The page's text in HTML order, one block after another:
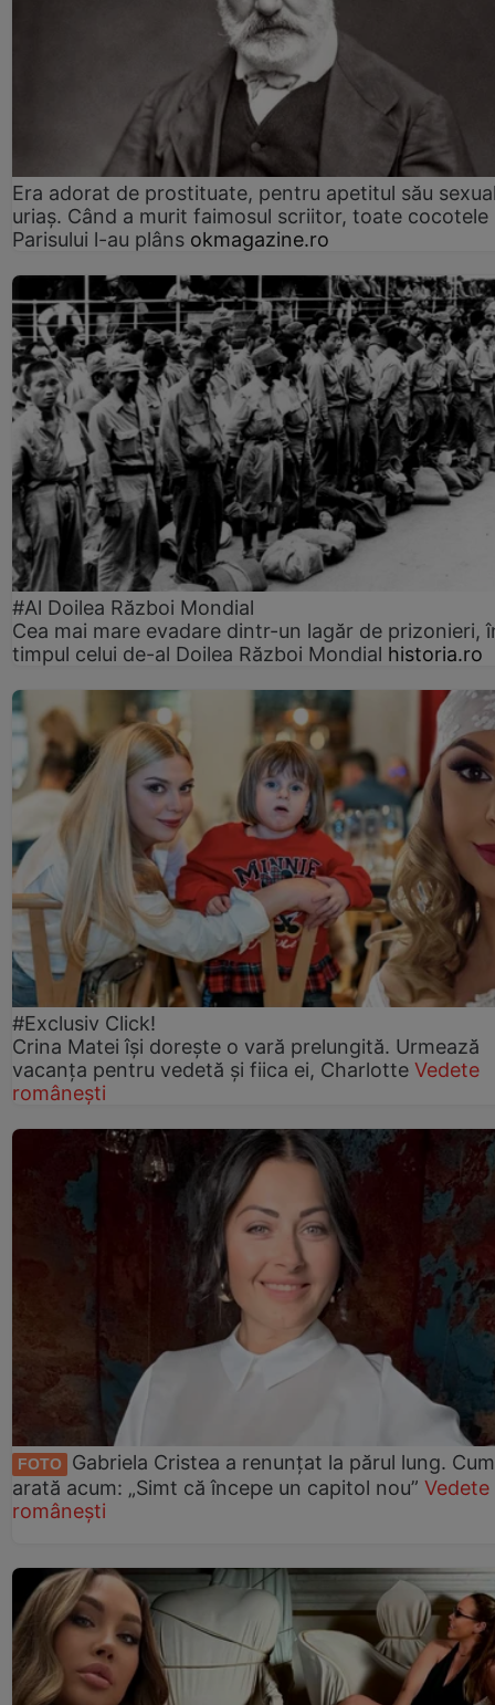
Era adorat de prostituate, pentru apetitul său
uriaș. Când a murit faimosul scriitor, toate cocotele
Parisului l-au plâns okmagazine.ro
#Al Doilea Război Mondial
Cea mai mare evadare dintr-un lagăr de prizonieri,
timpul celui de-al Doilea Război Mondial historia.ro
#Exclusiv Click!
Crina Matei își dorește o vară prelungită. Urmează
vacanța pentru vedetă și fiica ei, Charlotte Vedete
românești
FOTO
Gabriela Cristea a renunțat la părul lung. Cum
arată acum: „Simt că începe un capitol nou” Vedete
românești